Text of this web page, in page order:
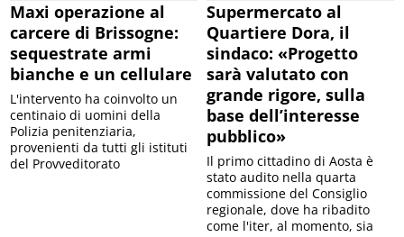
Maxi operazione al
carcere di Brissogne:
sequestrate armi
bianche e un cellulare
L'intervento ha coinvolto un
centinaio di uomini della
Polizia penitenziaria,
provenienti da tutti gli istituti
del Provveditorato
Supermercato al
Quartiere Dora, il
sindaco: «Progetto
sarà valutato con
grande rigore, sulla
base dell’interesse
pubblico»
Il primo cittadino di Aosta è
stato audito nella quarta
commissione del Consiglio
regionale, dove ha ribadito
come l'iter, al momento, sia